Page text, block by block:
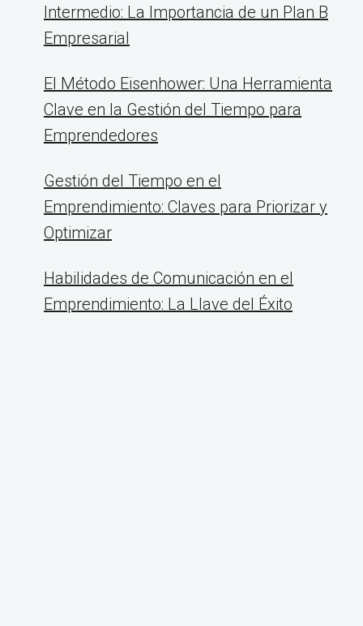
Intermedio: La Importancia de un Plan B
Empresarial
El Método Eisenhower: Una Herramienta
Clave en la Gestión del Tiempo para
Emprendedores
Gestión del Tiempo en el
Emprendimiento: Claves para Priorizar y
Optimizar
Habilidades de Comunicación en el
Emprendimiento: La Llave del Éxito